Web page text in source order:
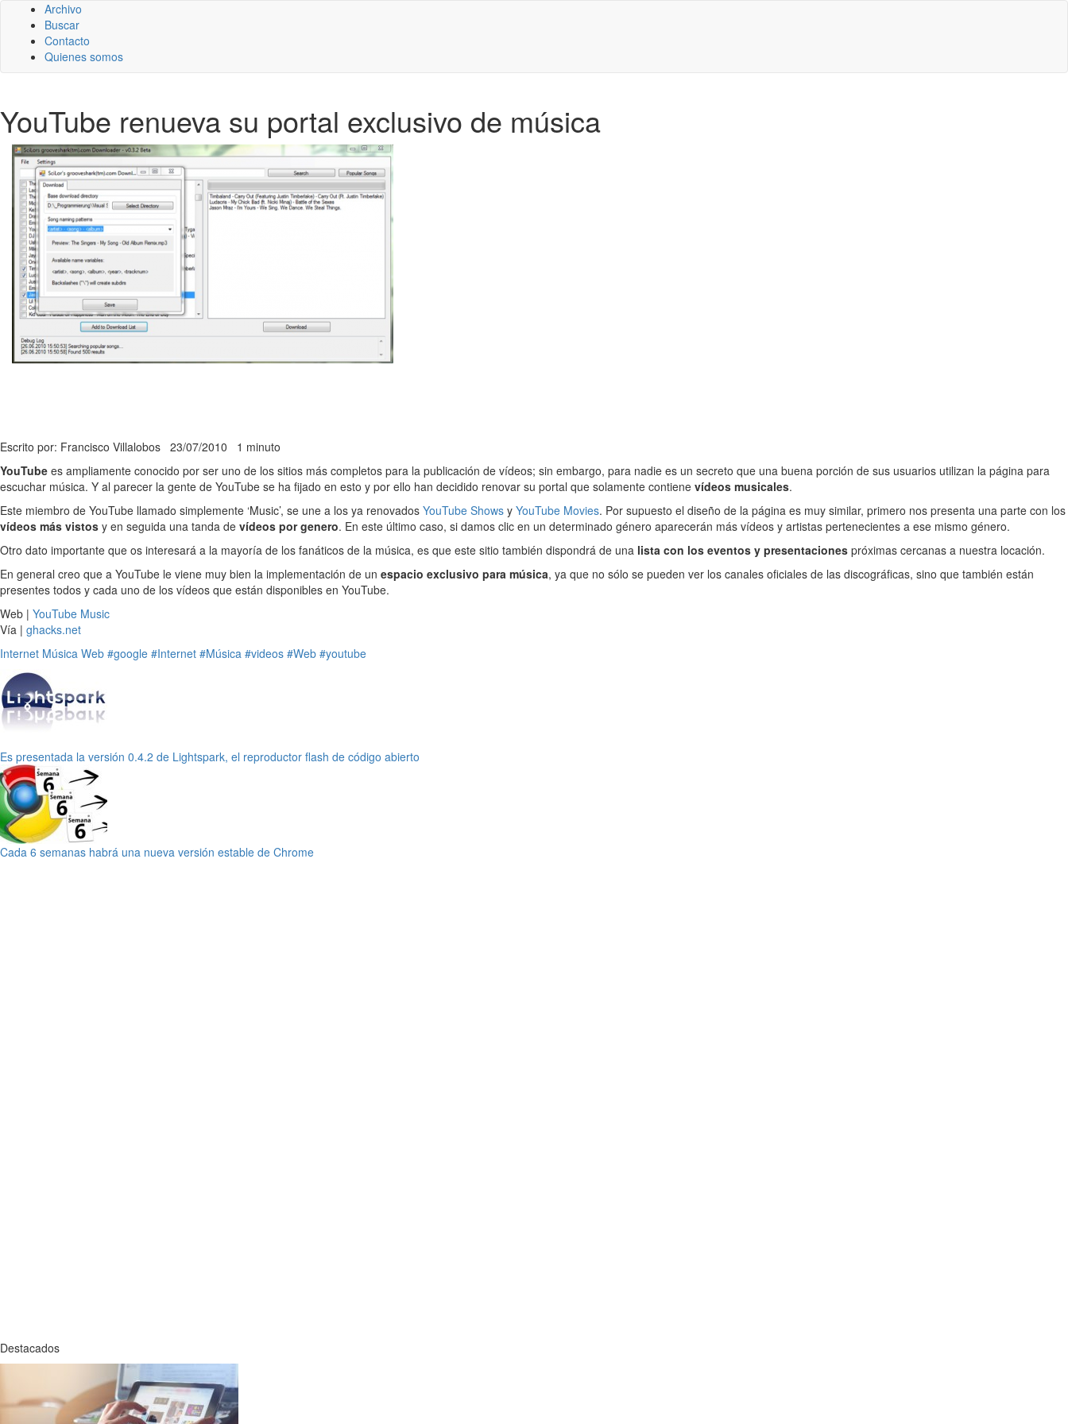
Archivo
Buscar
Contacto
Quienes somos
YouTube renueva su portal exclusivo de música
Escrito por: Francisco Villalobos 23/07/2010 1 minuto
YouTube es ampliamente conocido por ser uno de los sitios más completos para la publicación de vídeos; sin embargo, para nadie es un secreto que una buena porción de sus usuarios utilizan la página para
escuchar música. Y al parecer la gente de YouTube se ha fijado en esto y por ello han decidido renovar su portal que solamente contiene vídeos musicales.
Este miembro de YouTube llamado simplemente ‘Music’, se une a los ya renovados YouTube Shows y YouTube Movies. Por supuesto el diseño de la página es muy similar, primero nos presenta una parte con los
vídeos más vistos y en seguida una tanda de vídeos por genero. En este último caso, si damos clic en un determinado género aparecerán más vídeos y artistas pertenecientes a ese mismo género.
Otro dato importante que os interesará a la mayoría de los fanáticos de la música, es que este sitio también dispondrá de una lista con los eventos y presentaciones próximas cercanas a nuestra locación.
En general creo que a YouTube le viene muy bien la implementación de un espacio exclusivo para música, ya que no sólo se pueden ver los canales oficiales de las discográficas, sino que también están
presentes todos y cada uno de los vídeos que están disponibles en YouTube.
Web | YouTube Music
Vía | ghacks.net
Internet Música Web #google #Internet #Música #videos #Web #youtube
Es presentada la versión 0.4.2 de Lightspark, el reproductor flash de código abierto
Cada 6 semanas habrá una nueva versión estable de Chrome
Destacados